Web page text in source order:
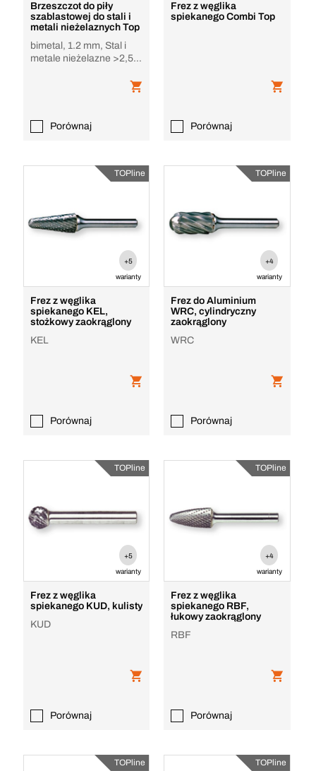
Brzeszczot do piły
szablastowej do stali i
metali nieżelaznych Top
bimetal, 1.2 mm, Stal i
metale nieżelazne >2,5
Porównaj
Frez z węglika
spiekanego Combi Top
Porównaj
TOPline
+5
warianty
Frez z węglika
spiekanego KEL,
stożkowy zaokrąglony
KEL
Porównaj
TOPline
+4
warianty
Frez do Aluminium
WRC, cylindryczny
zaokrąglony
WRC
Porównaj
TOPline
+5
warianty
Frez z węglika
spiekanego KUD, kulisty
KUD
Porównaj
TOPline
+4
warianty
Frez z węglika
spiekanego RBF,
łukowy zaokrąglony
RBF
Porównaj
TOPline TOPline